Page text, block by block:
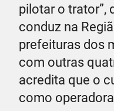
pilotar o trator”,
conduz na
prefeituras dos
com outras
acredita que o
como